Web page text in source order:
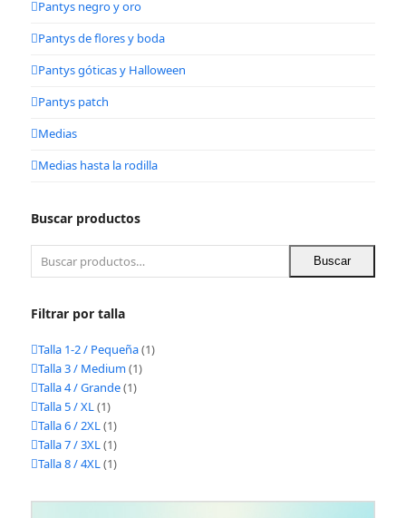
Pantys negro y oro
Pantys de flores y boda
Pantys góticas y Halloween
Pantys patch
Medias
Medias hasta la rodilla
Buscar productos
Buscar
Filtrar por talla
Talla 1-2 / Pequeña(1)
Talla 3 / Medium(1)
Talla 4 / Grande(1)
Talla 5 / XL(1)
Talla 6 / 2XL(1)
Talla 7 / 3XL(1)
Talla 8 / 4XL(1)